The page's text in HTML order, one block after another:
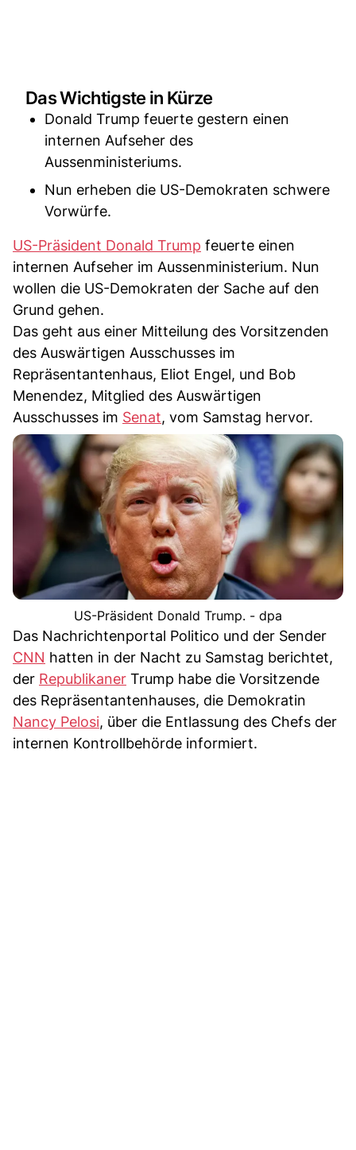
Das Wichtigste in Kürze
Donald Trump feuerte gestern einen
internen Aufseher des
Aussenministeriums.
Nun erheben die US-Demokraten schwere
Vorwürfe.
US-Präsident Donald Trump feuerte einen
internen Aufseher im Aussenministerium. Nun
wollen die US-Demokraten der Sache auf den
Grund gehen.
Das geht aus einer Mitteilung des Vorsitzenden
des Auswärtigen Ausschusses im
Repräsentantenhaus, Eliot Engel, und Bob
Menendez, Mitglied des Auswärtigen
Ausschusses im Senat, vom Samstag hervor.
US-Präsident Donald Trump. - dpa
Das Nachrichtenportal Politico und der Sender
CNN hatten in der Nacht zu Samstag berichtet,
der Republikaner Trump habe die Vorsitzende
des Repräsentantenhauses, die Demokratin
Nancy Pelosi, über die Entlassung des Chefs der
internen Kontrollbehörde informiert.